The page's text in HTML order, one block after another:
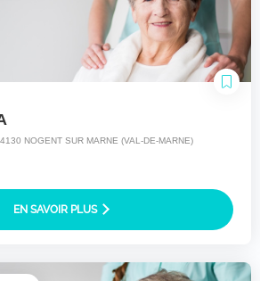
NOGENT SUR MARNE (VAL-DE-MARNE)
EN SAVOIR PLUS